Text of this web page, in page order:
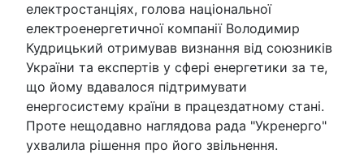
електростанціях, голова національної
електроенергетичної компанії Володимир
Кудрицький отримував визнання від союзників
України та експертів у сфері енергетики за те,
що йому вдавалося підтримувати
енергосистему країни в працездатному стані.
Проте нещодавно наглядова рада "Укренерго"
ухвалила рішення про його звільнення.